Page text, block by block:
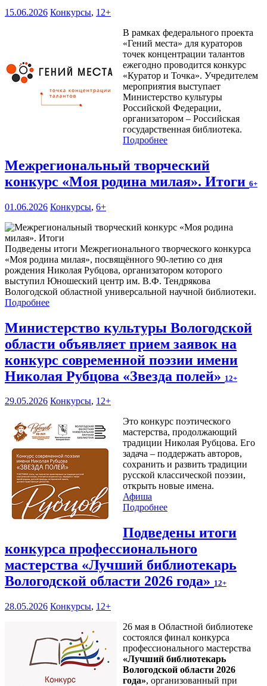
15.06.2026 Конкурсы, 12+
В рамках федерального проекта
«Гений места» для кураторов
точек концентрации талантов
ежегодно проводится конкурс
«Куратор и Точка». Учредителем
мероприятия выступает
Министерство культуры
Российской Федерации,
организатором – Российская
государственная библиотека.
Подробнее
Межрегиональный творческий
конкурс «Моя родина милая». Итоги 6+
01.06.2026 Конкурсы, 6+
Подведены итоги Межрегионального творческого конкурса
«Моя родина милая», посвящённого 90-летию со дня
рождения Николая Рубцова, организатором которого
выступил Юношеский центр им. В.Ф. Тендрякова
Вологодской областной универсальной научной библиотеки.
Подробнее
Министерство культуры Вологодской
области объявляет прием заявок на
конкурс современной поэзии имени
Николая Рубцова «Звезда полей» 12+
29.05.2026 Конкурсы, 12+
Это конкурс поэтического
мастерства, продолжающий
традиции Николая Рубцова. Его
задача – поддержать авторов,
сохранить и развить традиции
русской классической поэзии,
открыть новые имена.
Афиша
Подробнее
Подведены итоги
конкурса профессионального
мастерства «Лучший библиотекарь
Вологодской области 2026 года» 12+
28.05.2026 Конкурсы, 12+
26 мая в Областной библиотеке
состоялся финал конкурса
профессионального мастерства
«Лучший библиотекарь
Вологодской области 2026
года», организованный при